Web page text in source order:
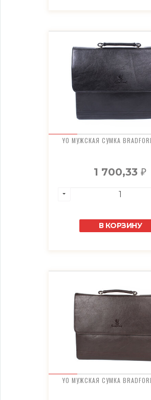
YO МУЖСКАЯ СУМКА
1 700,33₽
В КОРЗИНУ
YO МУЖСКАЯ СУМКА